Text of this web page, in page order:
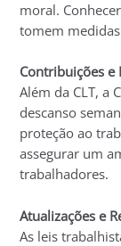
moral.
tomem
Contribuições e
Além da CLT, a
descanso
proteção ao
assegurar um
trabalhadores.
Atualizações e
As leis